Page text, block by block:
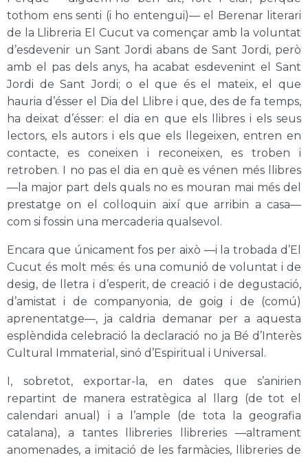
tothom ens senti (i ho entengui)— el Berenar literari
de la Llibreria El Cucut va començar amb la voluntat
d’esdevenir un Sant Jordi abans de Sant Jordi, però
amb el pas dels anys, ha acabat esdevenint el Sant
Jordi de Sant Jordi; o el que és el mateix, el que
hauria d’ésser el Dia del Llibre i que, des de fa temps,
ha deixat d’ésser: el dia en que els llibres i els seus
lectors, els autors i els que els llegeixen, entren en
contacte, es coneixen i reconeixen, es troben i
retroben. I no pas el dia en què es vénen més llibres
—la major part dels quals no es mouran mai més del
prestatge on el col·loquin així que arribin a casa—
com si fossin una mercaderia qualsevol.
Encara que únicament fos per això —i la trobada d’El
Cucut és molt més: és una comunió de voluntat i de
desig, de lletra i d’esperit, de creació i de degustació,
d’amistat i de companyonia, de goig i de (comú)
aprenentatge—, ja caldria demanar per a aquesta
esplèndida celebració la declaració no ja Bé d’Interès
Cultural Immaterial, sinó d’Espiritual i Universal.
I, sobretot, exportar-la, en dates que s’anirien
repartint de manera estratègica al llarg (de tot el
calendari anual) i a l’ample (de tota la geografia
catalana), a tantes llibreries llibreries —altrament
anomenades, a imitació de les farmàcies, llibreries de